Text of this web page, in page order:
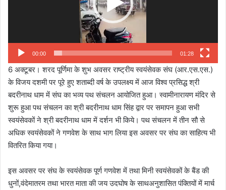
00:00 01:28
6 अक्टूबर। शरद पूर्णिमा के शुभ अवसर राष्ट्रीय स्वयंसेवक संघ (आर.एस.एस.)
के विजय दशमी पर पूरे हुए शताब्दी वर्ष के उपलक्ष्य में आज विश्व प्रसिद्ध श्री
बदरीनाथ धाम में संघ का भव्य पथ संचलन आयोजित हुआ। स्वामीनारायण मंदिर से
शुरू हुआ पथ संचलन का श्री बदरीनाथ धाम सिंह द्वार पर समापन हुआ सभी
स्वयंसेवकों ने श्री बदरीनाथ धाम में दर्शन भी किये। पथ संचलन में तीन सौ से
अधिक स्वयंसेवकों ने गणवेश के साथ भाग लिया इस अवसर पर संघ का साहित्य भी
वितरित किया गया।
इस अवसर पर संघ के स्वयंसेवक पूर्ण गणवेश में तथा मिनी स्वयंसेवकों के बैंड की
धुनों,वंदेमातरम तथा भारत माता की जय उदघोष के साथअनुशासित पंक्तियों में मार्च